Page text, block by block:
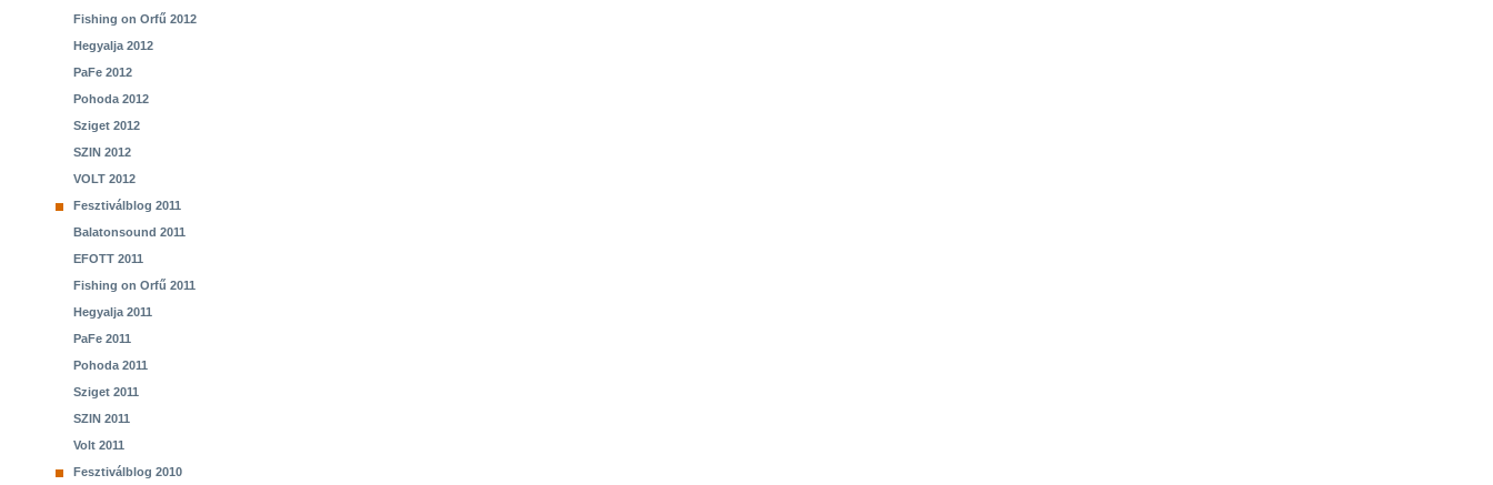
Fishing on Orfű 2012
Hegyalja 2012
PaFe 2012
Pohoda 2012
Sziget 2012
SZIN 2012
VOLT 2012
Fesztiválblog 2011
Balatonsound 2011
EFOTT 2011
Fishing on Orfű 2011
Hegyalja 2011
PaFe 2011
Pohoda 2011
Sziget 2011
SZIN 2011
Volt 2011
Fesztiválblog 2010